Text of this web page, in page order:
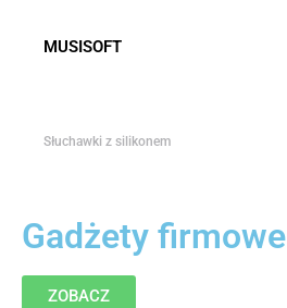
MUSISOFT
Słuchawki z silikonem
Gadżety firmowe
ZOBACZ